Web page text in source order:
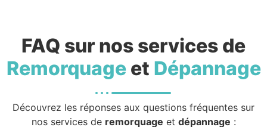
FAQ sur nos services de
Remorquageet Dépannage
Découvrez les réponses aux questions fréquentes sur
nos services de remorquage et dépannage :